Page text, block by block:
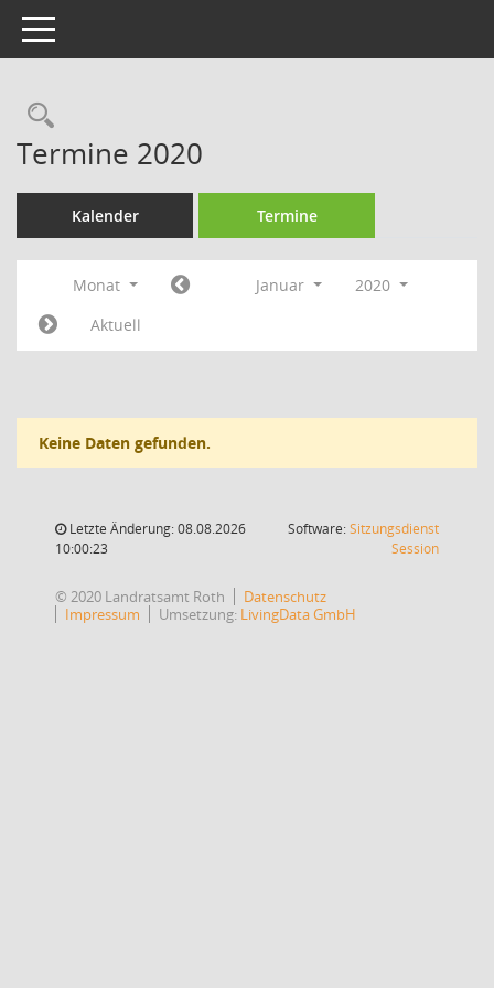
Toggle navigation
Rechercheauswahl
Termine 2020
Kalender Termine
Monat Januar
2020
Aktuell
Keine Daten gefunden.
Letzte Änderung: 08.08.2026
10:00:23
Software:Sitzungsdienst
Session(Wird in
© 2020 Landratsamt Roth
Datenschutz
Impressum
Umsetzung: LivingData GmbH